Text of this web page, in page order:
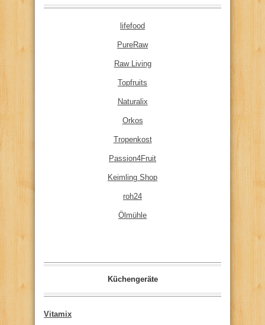
lifefood
PureRaw
Raw Living
Topfruits
Naturalix
Orkos
Tropenkost
Passion4Fruit
Keimling Shop
roh24
Ölmühle
Küchengeräte
Vitamix